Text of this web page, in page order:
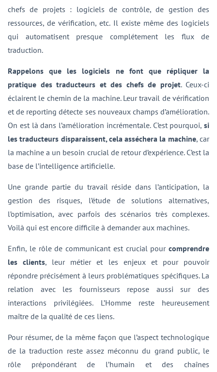
chefs de projets : logiciels de contrôle, de gestion des
ressources, de vérification, etc. Il existe même des logiciels
qui automatisent presque complétement les flux de
traduction.
Rappelons que les logiciels ne font que répliquer la
pratique des traducteurs et des chefs de projet. Ceux-ci
éclairent le chemin de la machine. Leur travail de vérification
et de reporting détecte ses nouveaux champs d’amélioration.
On est là dans l’amélioration incrémentale. C’est pourquoi, si
les traducteurs disparaissent, cela asséchera la machine, car
la machine a un besoin crucial de retour d’expérience. C’est la
base de l’intelligence artificielle.
Une grande partie du travail réside dans l’anticipation, la
gestion des risques, l’étude de solutions alternatives,
l’optimisation, avec parfois des scénarios très complexes.
Voilà qui est encore difficile à demander aux machines.
Enfin, le rôle de communicant est crucial pour comprendre
les clients, leur métier et les enjeux et pour pouvoir
répondre précisément à leurs problématiques spécifiques. La
relation avec les fournisseurs repose aussi sur des
interactions privilégiées. L’Homme reste heureusement
maître de la qualité de ces liens.
Pour résumer, de la même façon que l’aspect technologique
de la traduction reste assez méconnu du grand public, le
rôle prépondérant de l’humain et des chaînes